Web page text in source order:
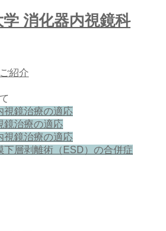
消化器内視鏡科
紹介
視鏡治療の適応
鏡治療の適応
視鏡治療の適応
下層剥離術（ESD）の合併症